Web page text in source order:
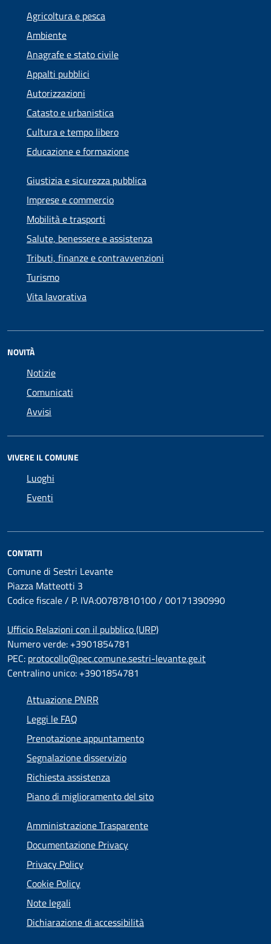
Agricoltura e pesca
Ambiente
Anagrafe e stato civile
Appalti pubblici
Autorizzazioni
Catasto e urbanistica
Cultura e tempo libero
Educazione e formazione
Giustizia e sicurezza pubblica
Imprese e commercio
Mobilità e trasporti
Salute, benessere e assistenza
Tributi, finanze e contravvenzioni
Turismo
Vita lavorativa
NOVITÀ
Notizie
Comunicati
Avvisi
VIVERE IL COMUNE
Luoghi
Eventi
CONTATTI
Comune di Sestri Levante
Piazza Matteotti 3
Codice fiscale / P. IVA:00787810100 / 00171390990
Ufficio Relazioni con il pubblico (URP)
Numero verde: +3901854781
PEC: protocollo@pec.comune.sestri-levante.ge.it
Centralino unico: +3901854781
Attuazione PNRR
Leggi le FAQ
Prenotazione appuntamento
Segnalazione disservizio
Richiesta assistenza
Piano di miglioramento del sito
Amministrazione Trasparente
Documentazione Privacy
Privacy Policy
Cookie Policy
Note legali
Dichiarazione di accessibilità